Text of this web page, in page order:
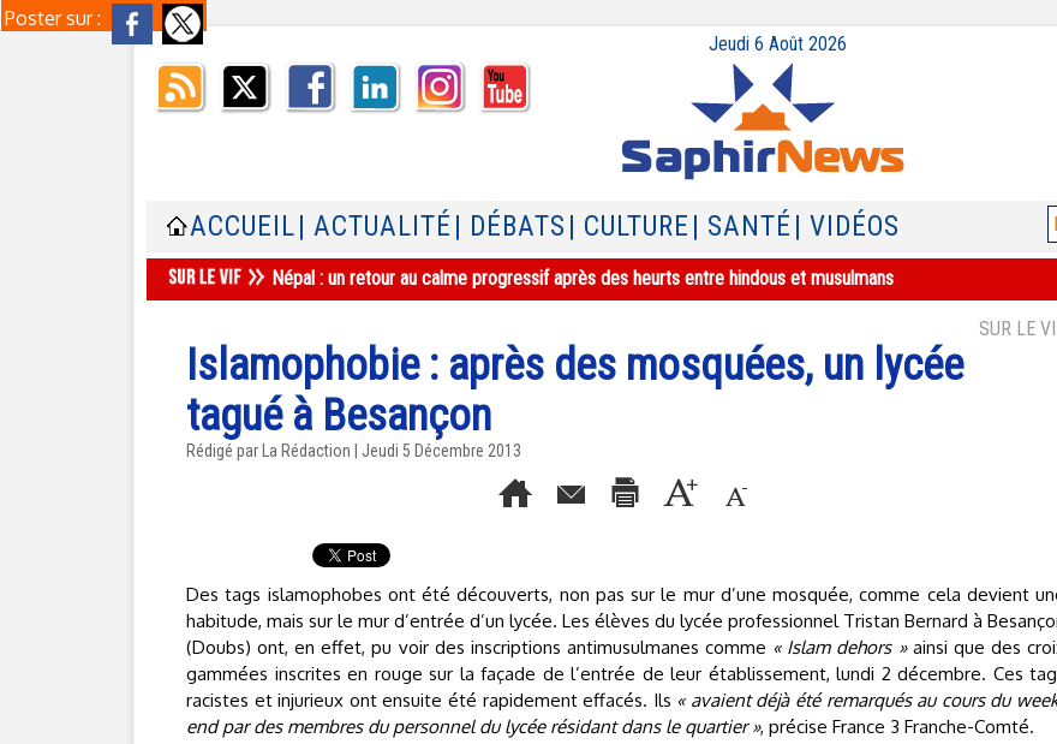
Poster sur :
Jeudi 6 Août 2026
ACCUEIL | ACTUALITÉ | DÉBATS | CULTURE | SANTÉ | VIDÉOS
Népal : un retour au calme progressif après des heurts entre hindous et musulmans
SUR LE
Islamophobie : après des mosquées, un lycée
tagué à Besançon
Rédigé par La Rédaction | Jeudi 5 Décembre 2013
Des tags islamophobes ont été découverts, non pas sur le mur d’une mosquée, comme cela devient
habitude, mais sur le mur d’entrée d’un lycée. Les élèves du lycée professionnel Tristan Bernard à
(Doubs) ont, en effet, pu voir des inscriptions antimusulmanes comme « Islam dehors »ainsi que des
gammées inscrites en rouge sur la façade de l’entrée de leur établissement, lundi 2 décembre. Ces
racistes et injurieux ont ensuite été rapidement effacés. Ils « avaient déjà été remarqués au cours du
end par des membres du personnel du lycée résidant dans le quartier », précise France 3 Franche-Comté.